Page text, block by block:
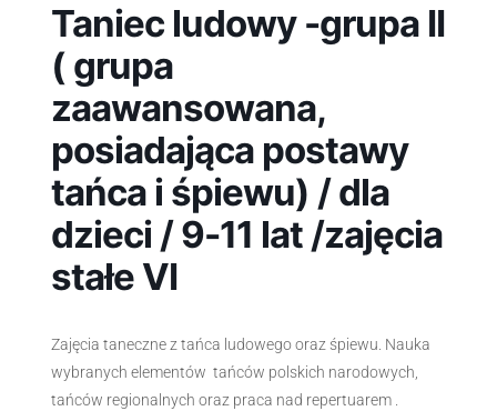
Taniec ludowy -grupa II
( grupa
zaawansowana,
posiadająca postawy
tańca i śpiewu) / dla
dzieci / 9-11 lat /zajęcia
stałe VI
Zajęcia taneczne z tańca ludowego oraz śpiewu. Nauka
wybranych elementów tańców polskich narodowych,
tańców regionalnych oraz praca nad repertuarem .